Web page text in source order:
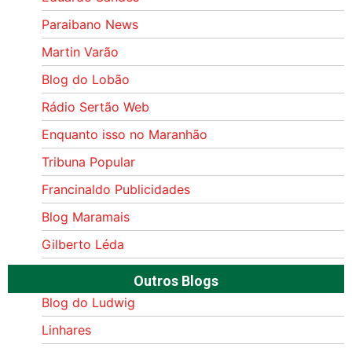
Paraibano News
Martin Varão
Blog do Lobão
Rádio Sertão Web
Enquanto isso no Maranhão
Tribuna Popular
Francinaldo Publicidades
Blog Maramais
Gilberto Léda
Outros Blogs
Blog do Ludwig
Linhares